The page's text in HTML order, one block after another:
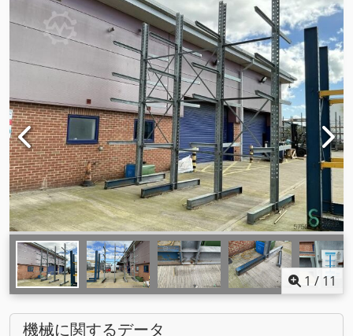
1 / 11
機械に関するデータ